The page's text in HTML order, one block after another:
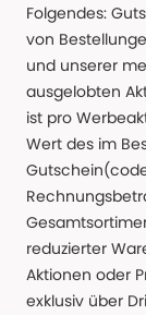
Folgendes:
von
und unserer
ausgelobten
ist pro
Wert des im
reduzierter
Aktionen oder
exklusiv über